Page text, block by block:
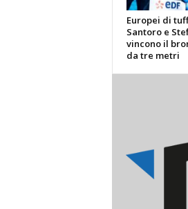
Europei di
Santoro e
vincono il
da tre metri